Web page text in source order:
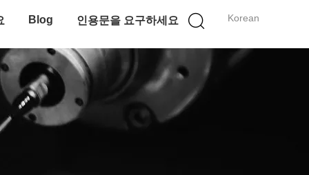
Korean
Blog 인용문을 요구하세요